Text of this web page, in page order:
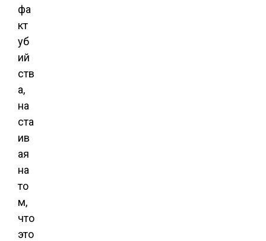
фа
кт
уб
ий
ств
а,
на
ста
ив
ая
на
то
м,
что
это